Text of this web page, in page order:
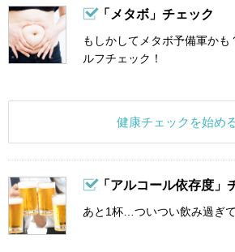
「メタボ」チェック
もしかしてメタボ予備軍か
ルフチェック！
健康チェックを始め
「アルコール依存度」
あと1杯…ついつい飲み過ぎ